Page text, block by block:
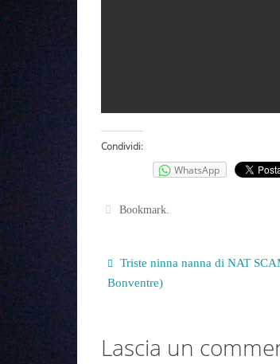
Condividi:
WhatsApp
Bookmark.
Triste ninna nanna di NAT
Bonventre)
Lascia un